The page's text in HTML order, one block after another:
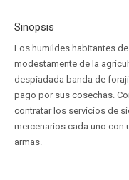
Sinopsis
Los humildes habitantes
modestamente de la
despiadada banda de
pago por sus cosechas.
contratar los servicios de
mercenarios cada uno con
armas.